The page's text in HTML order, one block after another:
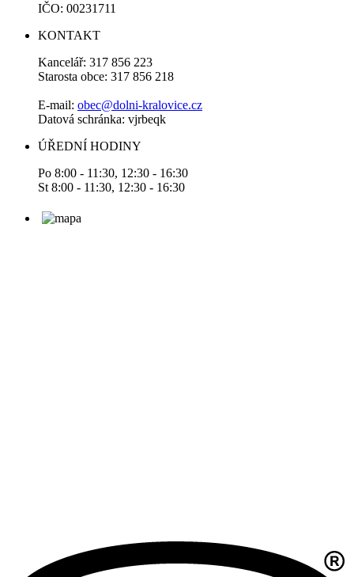
IČO: 00231711
KONTAKT
Kancelář: 317 856 223
Starosta obce: 317 856 218
E-mail: obec@dolni-kralovice.cz
Datová schránka: vjrbeqk
ÚŘEDNÍ HODINY
Po 8:00 - 11:30, 12:30 - 16:30
St 8:00 - 11:30, 12:30 - 16:30